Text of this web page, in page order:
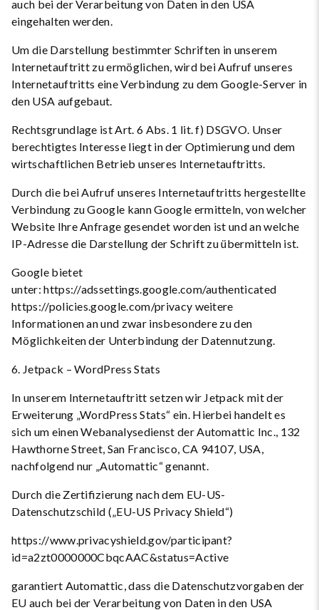
auch bei der Verarbeitung von Daten in den USA
eingehalten werden.
Um die Darstellung bestimmter Schriften in unserem
Internetauftritt zu ermöglichen, wird bei Aufruf unseres
Internetauftritts eine Verbindung zu dem Google-Server in
den USA aufgebaut.
Rechtsgrundlage ist Art. 6 Abs. 1 lit. f) DSGVO. Unser
berechtigtes Interesse liegt in der Optimierung und dem
wirtschaftlichen Betrieb unseres Internetauftritts.
Durch die bei Aufruf unseres Internetauftritts hergestellte
Verbindung zu Google kann Google ermitteln, von welcher
Website Ihre Anfrage gesendet worden ist und an welche
IP-Adresse die Darstellung der Schrift zu übermitteln ist.
Google bietet
unter: https://adssettings.google.com/authenticated
https://policies.google.com/privacy weitere
Informationen an und zwar insbesondere zu den
Möglichkeiten der Unterbindung der Datennutzung.
6. Jetpack – WordPress Stats
In unserem Internetauftritt setzen wir Jetpack mit der
Erweiterung „WordPress Stats“ ein. Hierbei handelt es
sich um einen Webanalysedienst der Automattic Inc., 132
Hawthorne Street, San Francisco, CA 94107, USA,
nachfolgend nur „Automattic“ genannt.
Durch die Zertifizierung nach dem EU-US-
Datenschutzschild („EU-US Privacy Shield“)
https://www.privacyshield.gov/participant?
id=a2zt0000000CbqcAAC&status=Active
garantiert Automattic, dass die Datenschutzvorgaben der
EU auch bei der Verarbeitung von Daten in den USA